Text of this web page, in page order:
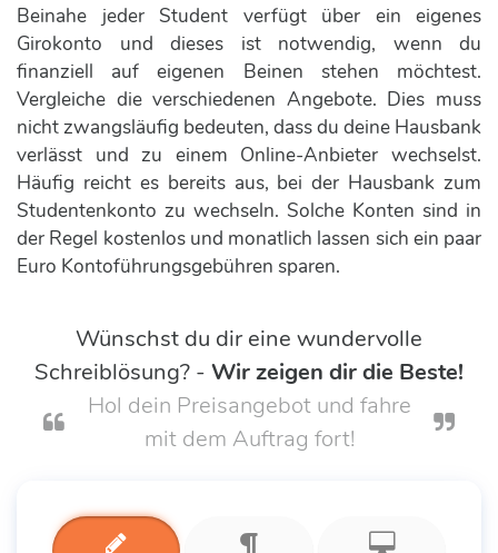
Beinahe jeder Student verfügt über ein eigenes
Girokonto und dieses ist notwendig, wenn du
finanziell auf eigenen Beinen stehen möchtest.
Vergleiche die verschiedenen Angebote. Dies muss
nicht zwangsläufig bedeuten, dass du deine Hausbank
verlässt und zu einem Online-Anbieter wechselst.
Häufig reicht es bereits aus, bei der Hausbank zum
Studentenkonto zu wechseln. Solche Konten sind in
der Regel kostenlos und monatlich lassen sich ein paar
Euro Kontoführungsgebühren sparen.
Wünschst du dir eine wundervolle
Schreiblösung? - Wir zeigen dir die Beste!
Hol dein Preisangebot und fahre
mit dem Auftrag fort!